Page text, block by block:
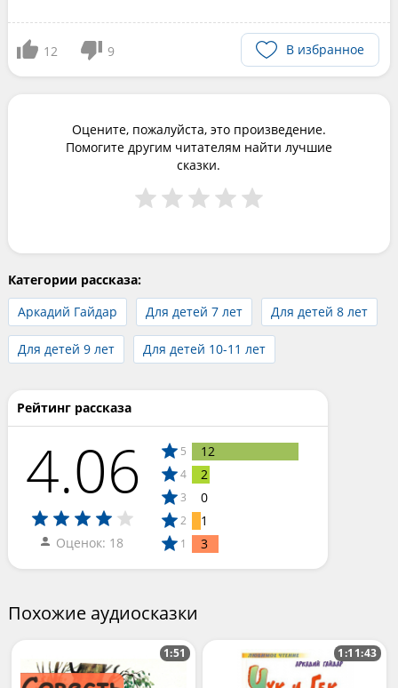
12 9 В избранное
Оцените, пожалуйста, это произведение.
Помогите другим читателям найти лучшие
сказки.
Категории рассказа:
Аркадий Гайдар
Для детей 7 лет Для детей 8 лет
Для детей 9 лет Для детей 10-11 лет
Рейтинг рассказа
4.06
Оценок: 18
5 12
4 2
3 0
2 1
1 3
Похожие аудиосказки
1:51 1:11:43